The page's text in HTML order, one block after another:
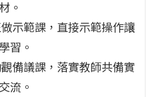
。
做示範課，直接示範操作讓
習。
備議課，落實教師共備實
流。